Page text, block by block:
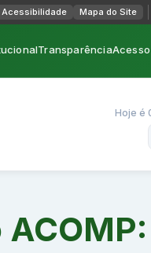
Acessibilidade Mapa do Site
Transparência
Hoje é